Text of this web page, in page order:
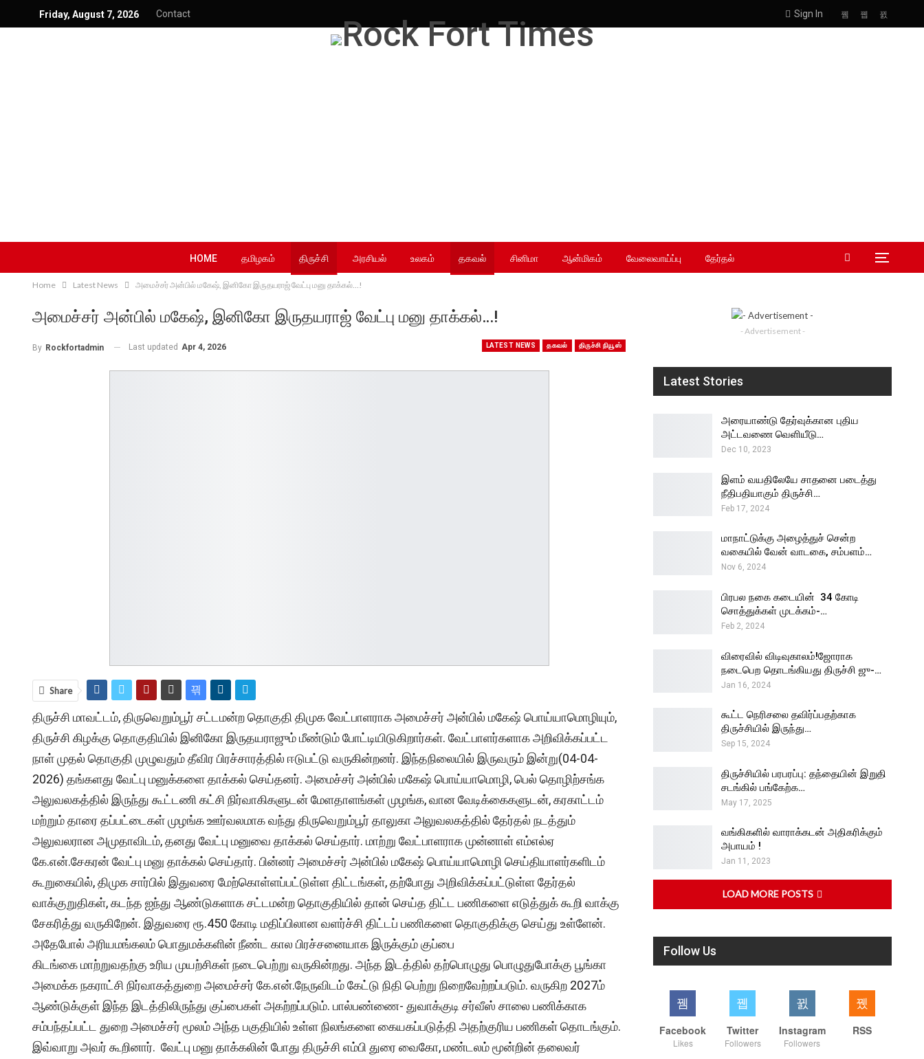
Sign In
Friday, August 7, 2026 Contact
HOME தமிழகம் திருச்சி அரசியல் உலகம் தகவல் சினிமா ஆன்மிகம் வேலைவாய்ப்பு தேர்தல்
Home Latest News அமைச்சர் அன்பில் மகேஷ், இனிகோ இருதயராஜ் வேட்பு மனு தாக்கல்…!
அமைச்சர் அன்பில் மகேஷ், இனிகோ இருதயராஜ் வேட்பு மனு தாக்கல்…!
LATEST NEWS தகவல் திருச்சி நியூஸ்
By Rockfortadmin Last updated Apr 4, 2026
Share
திருச்சி மாவட்டம், திருவெறும்பூர் சட்டமன்ற தொகுதி திமுக வேட்பாளராக அமைச்சர் அன்பில் மகேஷ் பொய்யாமொழியும்,
திருச்சி கிழக்கு தொகுதியில் இனிகோ இருதயராஜும் மீண்டும் போட்டியிடுகிறார்கள். வேட்பாளர்களாக அறிவிக்கப்பட்ட
நாள் முதல் தொகுதி முழுவதும் தீவிர பிரச்சாரத்தில் ஈடுபட்டு வருகின்றனர். இந்தநிலையில் இருவரும் இன்று(04-04-
2026) தங்களது வேட்பு மனுக்களை தாக்கல் செய்தனர். அமைச்சர் அன்பில் மகேஷ் பொய்யாமொழி, பெல் தொழிற்சங்க
அலுவலகத்தில் இருந்து கூட்டணி கட்சி நிர்வாகிகளுடன் மேளதாளங்கள் முழங்க, வான வேடிக்கைகளுடன், கரகாட்டம்
மற்றும் தாரை தப்பட்டைகள் முழங்க ஊர்வலமாக வந்து திருவெறும்பூர் தாலுகா அலுவலகத்தில் தேர்தல் நடத்தும்
அலுவலரான அமுதாவிடம், தனது வேட்பு மனுவை தாக்கல் செய்தார். மாற்று வேட்பாளராக முன்னாள் எம்எல்ஏ
கே.என்.சேகரன் வேட்பு மனு தாக்கல் செய்தார். பின்னர் அமைச்சர் அன்பில் மகேஷ் பொய்யாமொழி செய்தியாளர்களிடம்
கூறுகையில், திமுக சார்பில் இதுவரை மேற்கொள்ளப்பட்டுள்ள திட்டங்கள், தற்போது அறிவிக்கப்பட்டுள்ள தேர்தல்
வாக்குறுதிகள், கடந்த ஐந்து ஆண்டுகளாக சட்டமன்ற தொகுதியில் தான் செய்த திட்ட பணிகளை எடுத்துக் கூறி வாக்கு
சேகரித்து வருகிறேன். இதுவரை ரூ.450 கோடி மதிப்பிலான வளர்ச்சி திட்டப் பணிகளை தொகுதிக்கு செய்து உள்ளேன்.
அதேபோல் அரியமங்கலம் பொதுமக்களின் நீண்ட கால பிரச்சனையாக இருக்கும் குப்பை
கிடங்கை மாற்றுவதற்கு உரிய முயற்சிகள் நடைபெற்று வருகின்றது. அந்த இடத்தில் தற்பொழுது பொழுதுபோக்கு பூங்கா
அமைக்க நகராட்சி நிர்வாகத்துறை அமைச்சர் கே.என்.நேருவிடம் கேட்டு நிதி பெற்று நிறைவேற்றப்படும். வருகிற 2027ம்
ஆண்டுக்குள் இந்த இடத்திலிருந்து குப்பைகள் அகற்றப்படும். பால்பண்ணை- துவாக்குடி சர்வீஸ் சாலை பணிக்காக
சம்பந்தப்பட்ட துறை அமைச்சர் மூலம் அந்த பகுதியில் உள்ள நிலங்களை கையகப்படுத்தி அதற்குரிய பணிகள் தொடங்கும்.
இவ்வாறு அவர் கூறினார். வேட்பு மனு தாக்கலின் போது திருச்சி எம்பி துரை வைகோ, மண்டலம் மூன்றின் தலைவர்
- Advertisement -
Latest Stories
அரையாண்டு தேர்வுக்கான புதிய
அட்டவணை வெளியீடு…
Dec 10, 2023
இளம் வயதிலேயே சாதனை படைத்து
நீதிபதியாகும் திருச்சி…
Feb 17, 2024
மாநாட்டுக்கு அழைத்துச் சென்ற
வகையில் வேன் வாடகை, சம்பளம்…
Nov 6, 2024
பிரபல நகை கடையின் ₹ 34 கோடி
சொத்துக்கள் முடக்கம்-…
Feb 2, 2024
விரைவில் விடிவுகாலம்!ஜோராக
நடைபெற தொடங்கியது திருச்சி ஜு-…
Jan 16, 2024
கூட்ட நெரிசலை தவிர்ப்பதற்காக
திருச்சியில் இருந்து…
Sep 15, 2024
திருச்சியில் பரபரப்பு: தந்தையின் இறுதி
சடங்கில் பங்கேற்க…
May 17, 2025
வங்கிகளில் வாராக்கடன் அதிகரிக்கும்
அபாயம் !
Jan 11, 2023
LOAD MORE POSTS
Follow Us
Facebook
Likes
Twitter
Followers
Instagram
Followers
RSS